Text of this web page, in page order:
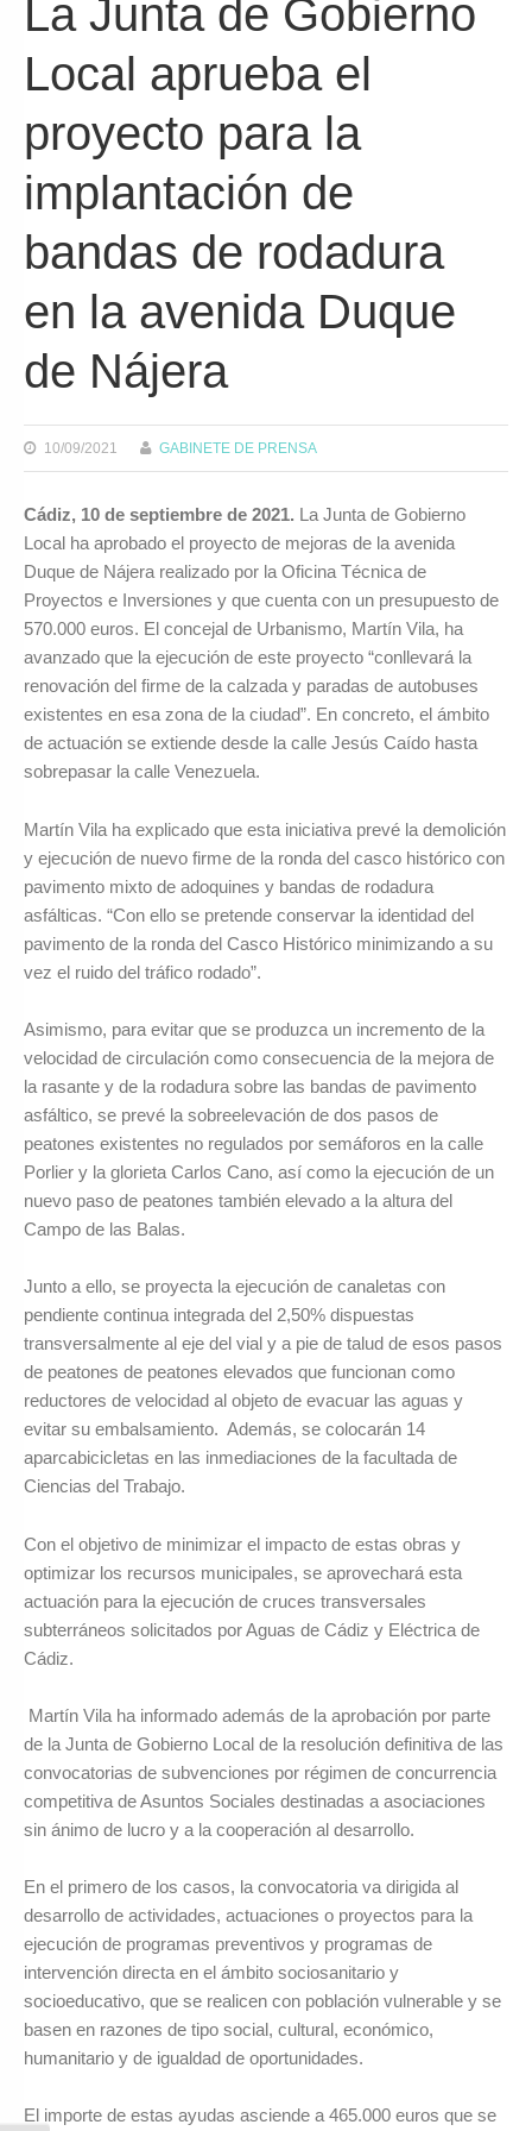
La Junta de Gobierno
Local aprueba el
proyecto para la
implantación de
bandas de rodadura
en la avenida Duque
de Nájera
10/09/2021 GABINETE DE PRENSA
Cádiz, 10 de septiembre de 2021. La Junta de Gobierno
Local ha aprobado el proyecto de mejoras de la avenida
Duque de Nájera realizado por la Oficina Técnica de
Proyectos e Inversiones y que cuenta con un presupuesto de
570.000 euros. El concejal de Urbanismo, Martín Vila, ha
avanzado que la ejecución de este proyecto “conllevará la
renovación del firme de la calzada y paradas de autobuses
existentes en esa zona de la ciudad”. En concreto, el ámbito
de actuación se extiende desde la calle Jesús Caído hasta
sobrepasar la calle Venezuela.
Martín Vila ha explicado que esta iniciativa prevé la demolición
y ejecución de nuevo firme de la ronda del casco histórico con
pavimento mixto de adoquines y bandas de rodadura
asfálticas. “Con ello se pretende conservar la identidad del
pavimento de la ronda del Casco Histórico minimizando a su
vez el ruido del tráfico rodado”.
Asimismo, para evitar que se produzca un incremento de la
velocidad de circulación como consecuencia de la mejora de
la rasante y de la rodadura sobre las bandas de pavimento
asfáltico, se prevé la sobreelevación de dos pasos de
peatones existentes no regulados por semáforos en la calle
Porlier y la glorieta Carlos Cano, así como la ejecución de un
nuevo paso de peatones también elevado a la altura del
Campo de las Balas.
Junto a ello, se proyecta la ejecución de canaletas con
pendiente continua integrada del 2,50% dispuestas
transversalmente al eje del vial y a pie de talud de esos pasos
de peatones de peatones elevados que funcionan como
reductores de velocidad al objeto de evacuar las aguas y
evitar su embalsamiento. Además, se colocarán 14
aparcabicicletas en las inmediaciones de la facultada de
Ciencias del Trabajo.
Con el objetivo de minimizar el impacto de estas obras y
optimizar los recursos municipales, se aprovechará esta
actuación para la ejecución de cruces transversales
subterráneos solicitados por Aguas de Cádiz y Eléctrica de
Cádiz.
Martín Vila ha informado además de la aprobación por parte
de la Junta de Gobierno Local de la resolución definitiva de las
convocatorias de subvenciones por régimen de concurrencia
competitiva de Asuntos Sociales destinadas a asociaciones
sin ánimo de lucro y a la cooperación al desarrollo.
En el primero de los casos, la convocatoria va dirigida al
desarrollo de actividades, actuaciones o proyectos para la
ejecución de programas preventivos y programas de
intervención directa en el ámbito sociosanitario y
socioeducativo, que se realicen con población vulnerable y se
basen en razones de tipo social, cultural, económico,
humanitario y de igualdad de oportunidades.
El importe de estas ayudas asciende a 465.000 euros que se